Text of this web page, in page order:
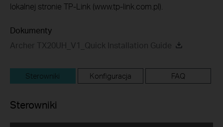
lokalnej stronie TP-Link (www.tp-link.com.pl).
Dokumenty
Archer TX20UH_V1_Quick Installation Guide
Sterowniki Konfiguracja FAQ
Sterowniki